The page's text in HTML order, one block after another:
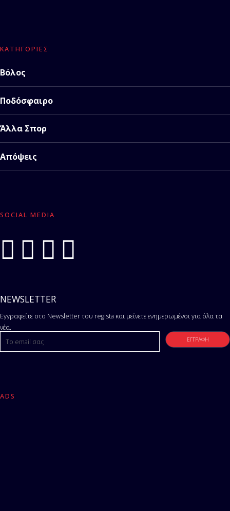
ΚΑΤΗΓΟΡΊΕΣ
Βόλος
Ποδόσφαιρο
Άλλα Σπορ
Απόψεις
SOCIAL MEDIA
NEWSLETTER
Εγγραφείτε στο Newsletter του regista και μείνετε ενημερωμένοι για όλα τα
νέα.
ADS